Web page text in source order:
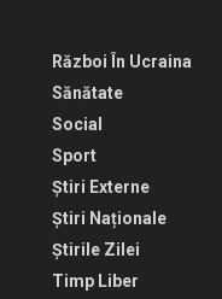
Război În Ucraina
Sănătate
Social
Sport
Știri Externe
Știri Naționale
Știrile Zilei
Timp Liber